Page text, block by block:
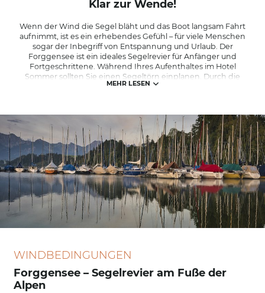
Winter
Klar zur Wende!
Wenn der Wind die Segel bläht und das Boot langsam Fahrt
aufnimmt, ist es ein erhebendes Gefühl – für viele Menschen
sogar der Inbegriff von Entspannung und Urlaub. Der
Forggensee ist ein ideales Segelrevier für Anfänger und
Fortgeschrittene. Während Ihres Aufenthaltes im Hotel
Sommer sollten Sie einen Segeltörn einplanen. Durch die
direkte Lage am See und der Nähe zur Forggensee
MEHR LESEN
WINDBEDINGUNGEN
Forggensee – Segelrevier am Fuße der
Alpen